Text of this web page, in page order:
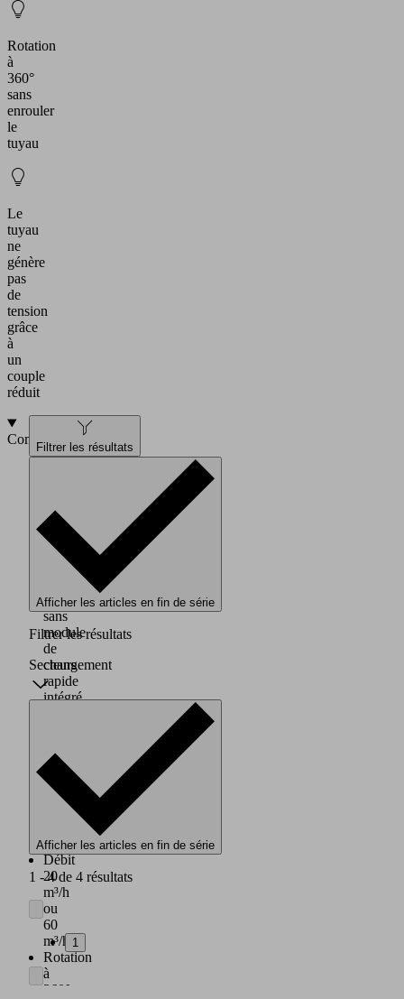
Rotation
à
360°
sans
enrouler
le
tuyau
Le
tuyau
ne
génère
pas
de
tension
grâce
à
un
couple
réduit
Composition
en
deux
versions
standard,
ou
sans
module
de
changement
rapide
intégré,
en
tant
que
connexion
universelle.
Débit
20
m³/h
ou
60
m³/h
Rotation
à
360°
Filtrer les résultats
Afficher les articles en fin de série
Filtrer les résultats
Secteurs
Afficher les articles en fin de série
1 - 4 de 4 résultats
1